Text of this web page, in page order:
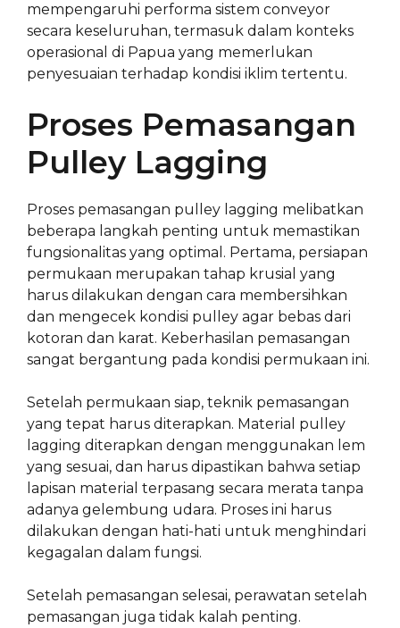
mempengaruhi performa sistem conveyor
secara keseluruhan, termasuk dalam konteks
operasional di Papua yang memerlukan
penyesuaian terhadap kondisi iklim tertentu.
Proses Pemasangan
Pulley Lagging
Proses pemasangan pulley lagging melibatkan
beberapa langkah penting untuk memastikan
fungsionalitas yang optimal. Pertama, persiapan
permukaan merupakan tahap krusial yang
harus dilakukan dengan cara membersihkan
dan mengecek kondisi pulley agar bebas dari
kotoran dan karat. Keberhasilan pemasangan
sangat bergantung pada kondisi permukaan ini.
Setelah permukaan siap, teknik pemasangan
yang tepat harus diterapkan. Material pulley
lagging diterapkan dengan menggunakan lem
yang sesuai, dan harus dipastikan bahwa setiap
lapisan material terpasang secara merata tanpa
adanya gelembung udara. Proses ini harus
dilakukan dengan hati-hati untuk menghindari
kegagalan dalam fungsi.
Setelah pemasangan selesai, perawatan setelah
pemasangan juga tidak kalah penting.